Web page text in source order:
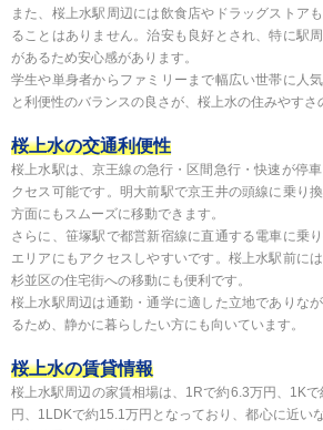
また、桜上水駅周辺には飲食店やドラッグストア
ることはありません。治安も良好とされ、特に駅
があるため安心感があります。
学生や単身者からファミリーまで幅広い世帯に人
と利便性のバランスの良さが、桜上水の住みやすさ
桜上水の交通利便性
桜上水駅は、京王線の急行・区間急行・快速が停
クセス可能です。明大前駅で京王井の頭線に乗り
方面にもスムーズに移動できます。
さらに、笹塚駅で都営新宿線に直通する電車に乗
エリアにもアクセスしやすいです。桜上水駅前に
杉並区の住宅街への移動にも便利です。
桜上水駅周辺は通勤・通学に適した立地でありな
るため、静かに暮らしたい方にも向いています。
桜上水の賃貸情報
桜上水駅周辺の家賃相場は、1Rで約6.3万円、1K
円、1LDKで約15.1万円となっており、都心に近い